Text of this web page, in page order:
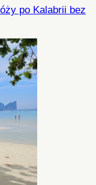
po Kalabrii bez